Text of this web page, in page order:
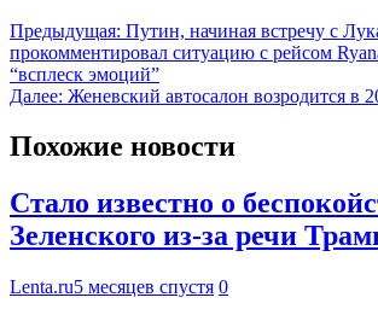
Предыдущая: Путин, начиная встречу с
прокомментировал ситуацию с рейсом
“всплеск эмоций”
Далее: Женевский автосалон возродится в
Похожие новости
Стало известно о
Зеленского из-за речи
Lenta.ru5 месяцев спустя 0